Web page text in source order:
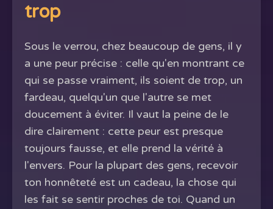
trop
Sous le verrou, chez beaucoup de gens, il y
a une peur précise : celle qu'en montrant ce
qui se passe vraiment, ils soient de trop, un
fardeau, quelqu'un que l'autre se met
doucement à éviter. Il vaut la peine de le
dire clairement : cette peur est presque
toujours fausse, et elle prend la vérité à
l'envers. Pour la plupart des gens, recevoir
ton honnêteté est un cadeau, la chose qui
les fait se sentir proches de toi. Quand un